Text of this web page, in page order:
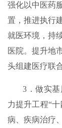
强化以中医药
置，推进执行
就医环境，持
医院。提升地
头组建医疗联
3．做实
力提升工程“
病、疾病治疗